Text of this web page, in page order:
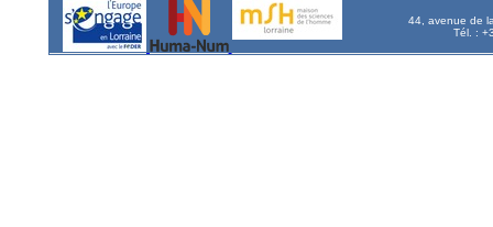
44, avenue de
Tél. :